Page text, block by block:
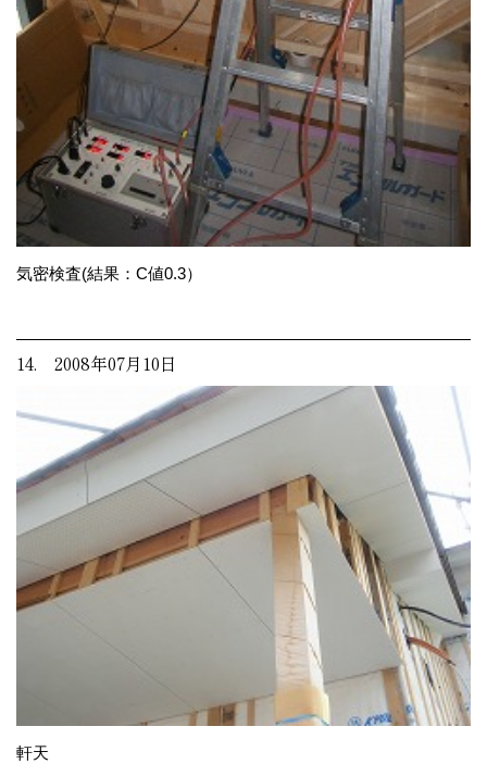
気密検査(結果：C値0.3）
14. 2008年07月10日
軒天